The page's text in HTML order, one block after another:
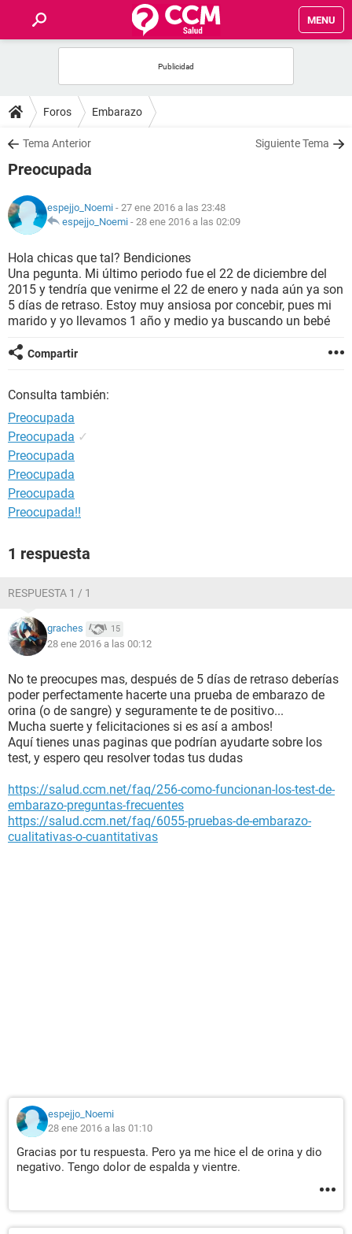
MENU
FOROS
SALUD
NUTRICIÓN
BIENESTAR
SEXUALIDAD
GLOSARIO
Foros Embarazo
Tema Anterior Siguiente Tema
Preocupada
espejjo_Noemi - 27 ene 2016 a las 23:48
espejjo_Noemi - 28 ene 2016 a las 02:09
Hola chicas que tal? Bendiciones
Una pegunta. Mi último periodo fue el 22 de diciembre del
2015 y tendría que venirme el 22 de enero y nada aún ya son
5 días de retraso. Estoy muy ansiosa por concebir, pues mi
marido y yo llevamos 1 año y medio ya buscando un bebé
Compartir
Consulta también:
Preocupada
Preocupada ✓
Preocupada
Preocupada
Preocupada
Preocupada!!
1 respuesta
RESPUESTA 1 / 1
graches 15
28 ene 2016 a las 00:12
No te preocupes mas, después de 5 días de retraso deberías
poder perfectamente hacerte una prueba de embarazo de
orina (o de sangre) y seguramente te de positivo...
Mucha suerte y felicitaciones si es así a ambos!
Aquí tienes unas paginas que podrían ayudarte sobre los
test, y espero qeu resolver todas tus dudas
https://salud.ccm.net/faq/256-como-funcionan-los-test-de-
embarazo-preguntas-frecuentes
https://salud.ccm.net/faq/6055-pruebas-de-embarazo-
cualitativas-o-cuantitativas
espejjo_Noemi
28 ene 2016 a las 01:10
Gracias por tu respuesta. Pero ya me hice el de orina y dio
negativo. Tengo dolor de espalda y vientre.